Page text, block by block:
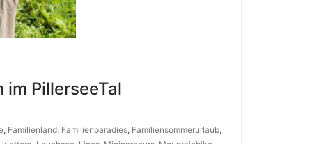
PillerseeTal
, Familienland, Familienparadies, Familiensommerurlaub,